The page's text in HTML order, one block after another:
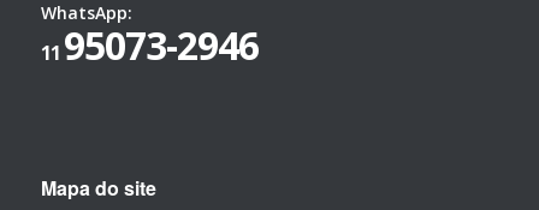
WhatsApp:
11 95073-2946
Mapa do site